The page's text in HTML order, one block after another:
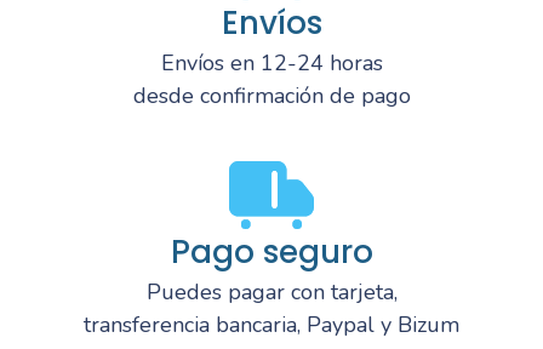
Envíos
Envíos en 12-24 horas
desde confirmación de pago
Pago seguro
Puedes pagar con tarjeta,
transferencia bancaria, Paypal y Bizum